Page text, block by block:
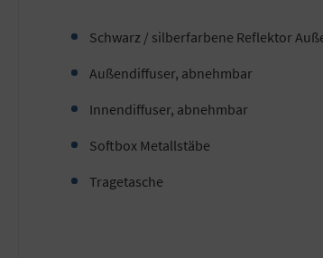
Schwarz / silberfarbene Reflektor
Außendiffuser, abnehmbar
Innendiffuser, abnehmbar
Softbox Metallstäbe
Tragetasche